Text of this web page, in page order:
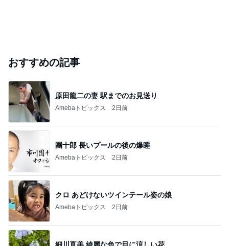
おすすめの記事
原田龍二の妻 駅までのお見送り
Amebaトピックス 2日前
團十郎 長いプールの後の爆睡
Amebaトピックス 2日前
クロ あどけないツインテール姿の娘
Amebaトピックス 2日前
細川直美 綺麗な色で目に涼しい花